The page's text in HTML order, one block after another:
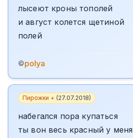
лысеют кроны тополей
и август колется щетиной
полей
©polya
Пирожки + (27.07.2018)
набегался пора купаться
ты вон весь красный у меня